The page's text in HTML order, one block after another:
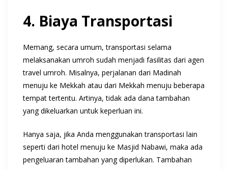
4. Biaya Transportasi
Memang, secara umum, transportasi selama
melaksanakan umroh sudah menjadi fasilitas dari agen
travel umroh. Misalnya, perjalanan dari Madinah
menuju ke Mekkah atau dari Mekkah menuju beberapa
tempat tertentu. Artinya, tidak ada dana tambahan
yang dikeluarkan untuk keperluan ini.
Hanya saja, jika Anda menggunakan transportasi lain
seperti dari hotel menuju ke Masjid Nabawi, maka ada
pengeluaran tambahan yang diperlukan. Tambahan